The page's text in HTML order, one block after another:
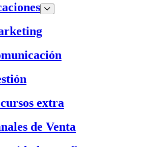
extra
de Venta